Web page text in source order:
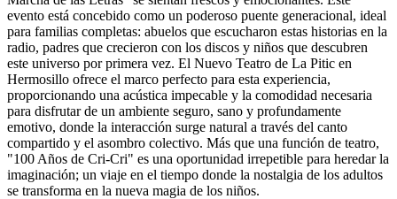
evento está concebido como un poderoso puente generacional, ideal
para familias completas: abuelos que escucharon estas historias en la
radio, padres que crecieron con los discos y niños que descubren
este universo por primera vez. El Nuevo Teatro de La Pitic en
Hermosillo ofrece el marco perfecto para esta experiencia,
proporcionando una acústica impecable y la comodidad necesaria
para disfrutar de un ambiente seguro, sano y profundamente
emotivo, donde la interacción surge natural a través del canto
compartido y el asombro colectivo. Más que una función de teatro,
"100 Años de Cri-Cri" es una oportunidad irrepetible para heredar la
imaginación; un viaje en el tiempo donde la nostalgia de los adultos
se transforma en la nueva magia de los niños.